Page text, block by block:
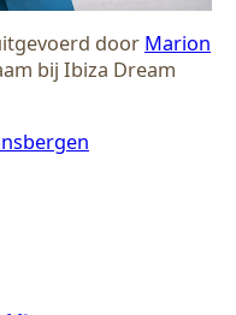
door Marion
bij Ibiza Dream